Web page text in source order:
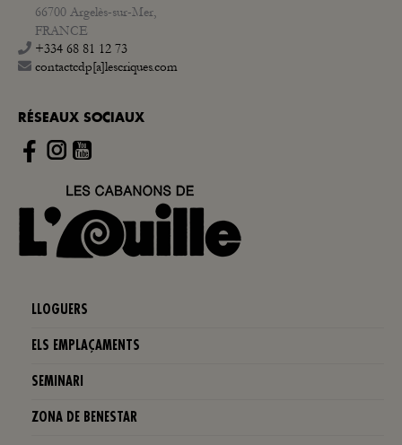
66700 Argelès-sur-Mer,
FRANCE
+334 68 81 12 73
contactcdp[a]lescriques.com
RÉSEAUX SOCIAUX
Instagram
LLOGUERS
ELS EMPLAÇAMENTS
SEMINARI
ZONA DE BENESTAR